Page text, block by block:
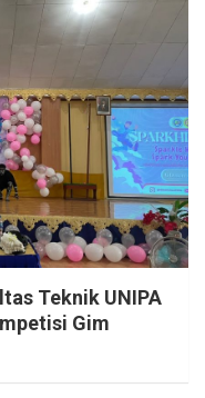
Teknik UNIPA
Gim